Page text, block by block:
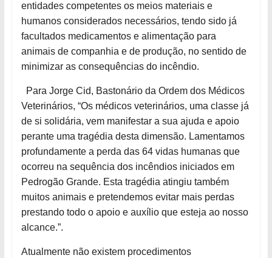
entidades competentes os meios materiais e
humanos considerados necessários, tendo sido já
facultados medicamentos e alimentação para
animais de companhia e de produção, no sentido de
minimizar as consequências do incêndio.
Para Jorge Cid, Bastonário da Ordem dos Médicos
Veterinários, “Os médicos veterinários, uma classe já
de si solidária, vem manifestar a sua ajuda e apoio
perante uma tragédia desta dimensão. Lamentamos
profundamente a perda das 64 vidas humanas que
ocorreu na sequência dos incêndios iniciados em
Pedrogão Grande. Esta tragédia atingiu também
muitos animais e pretendemos evitar mais perdas
prestando todo o apoio e auxílio que esteja ao nosso
alcance.”.
Atualmente não existem procedimentos